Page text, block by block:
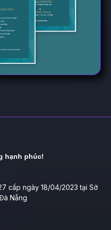
hạnh phúc!
cấp ngày 18/04/2023 tại Sở
Nẵng